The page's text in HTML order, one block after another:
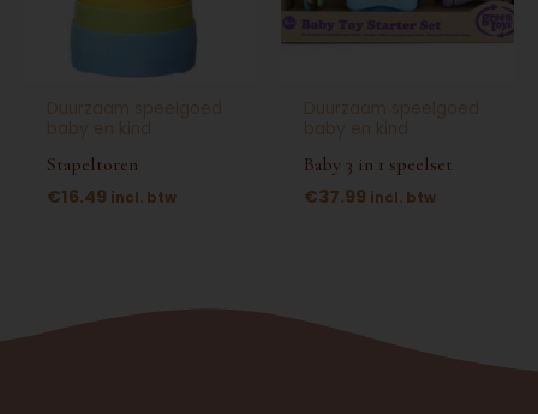
Stapeltoren
€16.49 incl. btw
Baby 3 in 1 speelset
€37.99 incl. btw